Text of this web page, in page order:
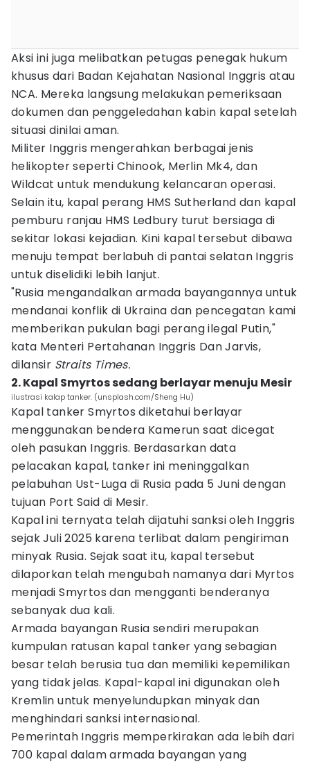
Aksi ini juga melibatkan petugas penegak hukum
khusus dari Badan Kejahatan Nasional Inggris atau
NCA. Mereka langsung melakukan pemeriksaan
dokumen dan penggeledahan kabin kapal setelah
situasi dinilai aman.
Militer Inggris mengerahkan berbagai jenis
helikopter seperti Chinook, Merlin Mk4, dan
Wildcat untuk mendukung kelancaran operasi.
Selain itu, kapal perang HMS Sutherland dan kapal
pemburu ranjau HMS Ledbury turut bersiaga di
sekitar lokasi kejadian. Kini kapal tersebut dibawa
menuju tempat berlabuh di pantai selatan Inggris
untuk diselidiki lebih lanjut.
"Rusia mengandalkan armada bayangannya untuk
mendanai konflik di Ukraina dan pencegatan kami
memberikan pukulan bagi perang ilegal Putin,"
kata Menteri Pertahanan Inggris Dan Jarvis,
dilansir Straits Times.
2. Kapal Smyrtos sedang berlayar menuju Mesir
ilustrasi kalap tanker. (unsplash.com/Sheng Hu)
Kapal tanker Smyrtos diketahui berlayar
menggunakan bendera Kamerun saat dicegat
oleh pasukan Inggris. Berdasarkan data
pelacakan kapal, tanker ini meninggalkan
pelabuhan Ust-Luga di Rusia pada 5 Juni dengan
tujuan Port Said di Mesir.
Kapal ini ternyata telah dijatuhi sanksi oleh Inggris
sejak Juli 2025 karena terlibat dalam pengiriman
minyak Rusia. Sejak saat itu, kapal tersebut
dilaporkan telah mengubah namanya dari Myrtos
menjadi Smyrtos dan mengganti benderanya
sebanyak dua kali.
Armada bayangan Rusia sendiri merupakan
kumpulan ratusan kapal tanker yang sebagian
besar telah berusia tua dan memiliki kepemilikan
yang tidak jelas. Kapal-kapal ini digunakan oleh
Kremlin untuk menyelundupkan minyak dan
menghindari sanksi internasional.
Pemerintah Inggris memperkirakan ada lebih dari
700 kapal dalam armada bayangan yang